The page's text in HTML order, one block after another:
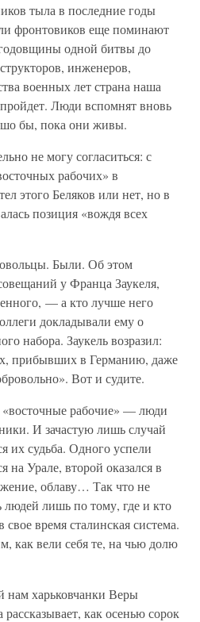
тыла в последние годы
фронтовиков еще поминают
одной битвы до
инженеров,
военных лет страна наша
Люди вспомнят вновь
бы, пока они живы.
не могу согласиться: с
рабочих» в
этого Беляков или нет, но в
позиция «вождя всех
Были. Об этом
у Франца Заукеля,
— а кто лучше него
докладывали ему о
набора. Заукель возразил:
прибывших в Германию, даже
Вот и судите.
рабочие» — люди
И зачастую лишь случай
их судьба. Одного успели
на Урале, второй оказался в
облаву… Так что не
людей лишь по тому, где и кто
время сталинская система.
как вели себя те, на чью долю
нам харьковчанки Веры
как осенью сорок